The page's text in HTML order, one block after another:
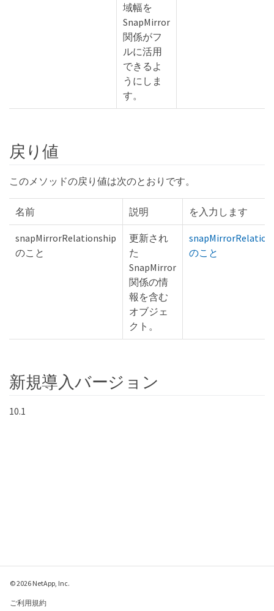
域幅を
SnapMirror
関係がフ
ルに活用
できるよ
うにしま
す。
戻り値
このメソッドの戻り値は次のとおりです。
名前 説明 を入力します
snapMirrorRelationship
のこと
更新され
た
SnapMirror
関係の情
報を含む
オブジェ
クト。
のこと
新規導入バージョン
10.1
© 2026 NetApp, Inc.
ご利用規約